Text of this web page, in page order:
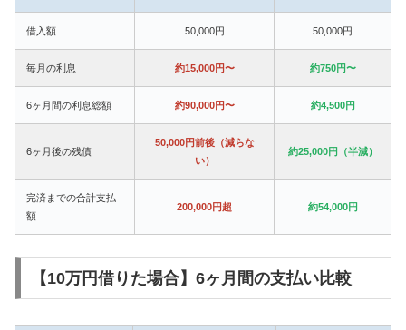
借入額 50,000円 50,000円
毎月の利息 約15,000円〜 約750円〜
6ヶ月間の利息総額 約90,000円〜 約4,500円
6ヶ月後の残債
50,000円前後（減らな
い）
約25,000円（半減）
完済までの合計支払
額
200,000円超 約54,000円
【10万円借りた場合】6ヶ月間の支払い比較